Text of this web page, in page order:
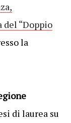
“Doppio
la
di laurea su